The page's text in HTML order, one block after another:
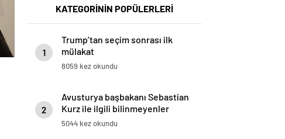
KATEGORİNİN POPÜLERLERİ
1
Trump’tan seçim sonrası ilk
mülakat
8059 kez okundu
2
Avusturya başbakanı Sebastian
Kurz ile ilgili bilinmeyenler
5044 kez okundu